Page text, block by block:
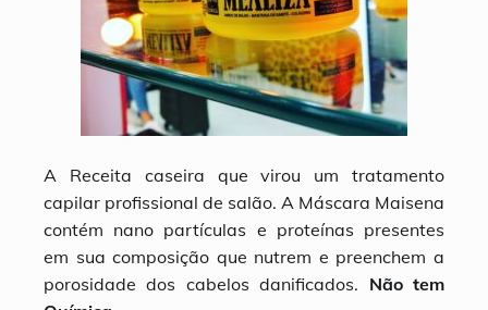
A Receita caseira que virou um tratamento
capilar profissional de salão. A Máscara Maisena
contém nano partículas e proteínas presentes
em sua composição que nutrem e preenchem a
porosidade dos cabelos danificados. Não tem